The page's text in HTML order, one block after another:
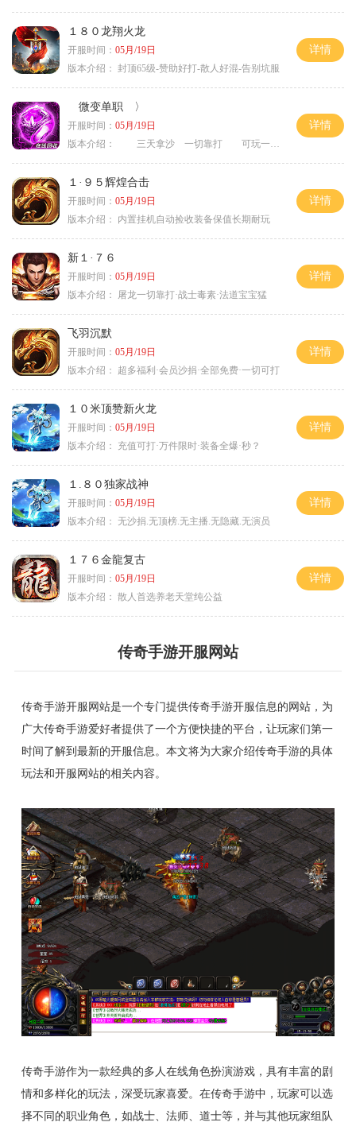
１８０龙翔火龙
开服时间： 05月/19日
版本介绍： 封顶65级-赞助好打-散人好混-告别坑服
详情
微变单职 〉
开服时间： 05月/19日
版本介绍：
三天拿沙 一切靠打 可玩一年 〉
详情
１·９５辉煌合击
开服时间： 05月/19日
版本介绍：
内置挂机自动捡收装备保值长期耐玩
详情
新１·７６
开服时间： 05月/19日
版本介绍：
屠龙一切靠打·战士毒素·法道宝宝猛
详情
飞羽沉默
开服时间： 05月/19日
版本介绍：
超多福利·会员沙捐·全部免费·一切可打
详情
１０米顶赞新火龙
开服时间： 05月/19日
版本介绍：
充值可打·万件限时·装备全爆·秒？
详情
１.８０独家战神
开服时间： 05月/19日
版本介绍： 无沙捐.无顶榜.无主播.无隐藏.无演员
详情
１７６金龍复古
开服时间： 05月/19日
版本介绍： 散人首选养老天堂纯公益
详情
传奇手游开服网站
传奇手游开服网站是一个专门提供传奇手游开服信息的网站，为
广大传奇手游爱好者提供了一个方便快捷的平台，让玩家们第一
时间了解到最新的开服信息。本文将为大家介绍传奇手游的具体
玩法和开服网站的相关内容。
传奇手游作为一款经典的多人在线角色扮演游戏，具有丰富的剧
情和多样化的玩法，深受玩家喜爱。在传奇手游中，玩家可以选
择不同的职业角色，如战士、法师、道士等，并与其他玩家组队